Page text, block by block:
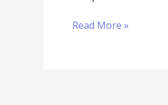
Read More »